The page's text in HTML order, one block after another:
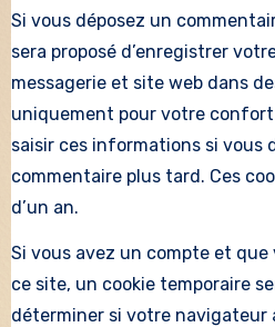
Si vous déposez un
sera proposé d’enregistrer
messagerie et site web dans
uniquement pour votre confort
saisir ces informations si vous
commentaire plus tard. Ces
d’un an.
Si vous avez un compte et
ce site, un cookie temporaire
déterminer si votre navigateur